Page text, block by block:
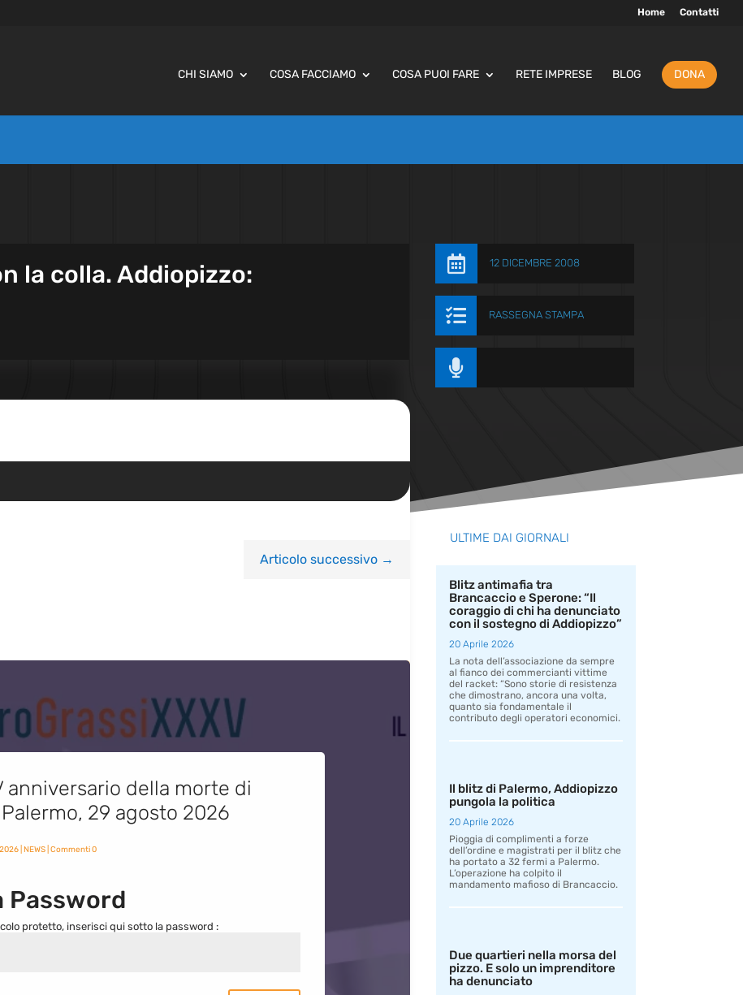
Home Contatti
CHI SIAMO COSA FACCIAMO COSA PUOI FARE RETE IMPRESE BLOG DONA
la colla. Addiopizzo:
 12 DICEMBRE 2008
 RASSEGNA STAMPA

Articolo successivo→
anniversario della morte di
29 agosto 2026
| NEWS| Commenti 0
Password
protetto, inserisci qui sotto la password :
ULTIME DAI GIORNALI
Blitz antimafia tra
Brancaccio e Sperone: “Il
coraggio di chi ha denunciato
con il sostegno di Addiopizzo”
20 Aprile 2026
La nota dell’associazione da sempre
al fianco dei commercianti vittime
del racket: “Sono storie di resistenza
che dimostrano, ancora una volta,
quanto sia fondamentale il
contributo degli operatori economici.
Il blitz di Palermo, Addiopizzo
pungola la politica
20 Aprile 2026
Pioggia di complimenti a forze
dell’ordine e magistrati per il blitz che
ha portato a 32 fermi a Palermo.
L’operazione ha colpito il
mandamento mafioso di Brancaccio.
Due quartieri nella morsa del
pizzo. E solo un imprenditore
ha denunciato